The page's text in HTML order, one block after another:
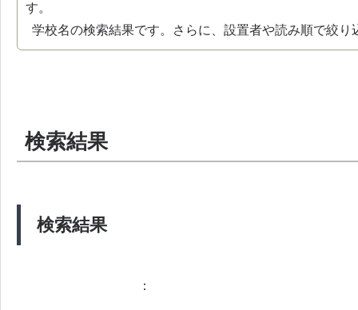
す。
学校名の検索結果です。さらに、設置者や読み順で絞り
検索結果
検索結果
：